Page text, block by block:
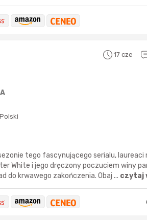
17 cze
tego fascynującego serialu, laureaci
White i jego dręczony poczuciem winy
do krwawego zakończenia. Obaj ... czytaj
Sferis - czemu
Katalog nagród